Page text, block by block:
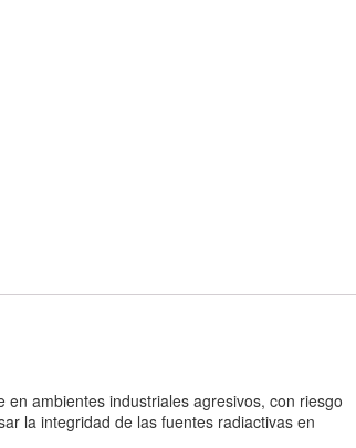
ambientes industriales agresivos, con riesgo
la integridad de las fuentes radiactivas en